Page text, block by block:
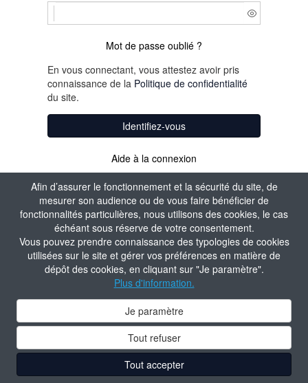
Afin d’assurer le fonctionnement et la sécurité du site, de
mesurer son audience ou de vous faire bénéficier de
fonctionnalités particulières, nous utilisons des cookies, le cas
échéant sous réserve de votre consentement.
Vous pouvez prendre connaissance des typologies de cookies
utilisées sur le site et gérer vos préférences en matière de
dépôt des cookies, en cliquant sur "Je paramètre".
Plus d'information.
Je paramètre
Tout refuser
Tout accepter
Mot de passe oublié ?
En vous connectant, vous attestez avoir pris
connaissance de la Politique de confidentialité
du site.
Identifiez-vous
Aide à la connexion